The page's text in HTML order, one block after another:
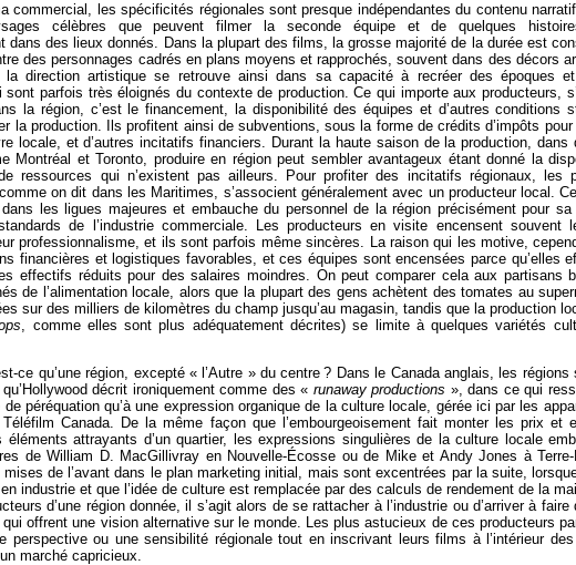
commercial, les spécificités régionales sont presque indépendantes du contenu
célèbres que peuvent filmer la seconde équipe et de quelques
dans des lieux donnés. Dans la plupart des films, la grosse majorité de la durée est
des personnages cadrés en plans moyens et rapprochés, souvent dans des décors
la direction artistique se retrouve ainsi dans sa capacité à recréer des époques
sont parfois très éloignés du contexte de production. Ce qui importe aux producteurs,
la région, c’est le financement, la disponibilité des équipes et d’autres conditions
la production. Ils profitent ainsi de subventions, sous la forme de crédits d’impôts pour
locale, et d’autres incitatifs financiers. Durant la haute saison de la production, dans
Montréal et Toronto, produire en région peut sembler avantageux étant donné la
ressources qui n’existent pas ailleurs. Pour profiter des incitatifs régionaux, les
on dit dans les Maritimes, s’associent généralement avec un producteur local.
les ligues majeures et embauche du personnel de la région précisément pour
de l’industrie commerciale. Les producteurs en visite encensent souvent
professionnalisme, et ils sont parfois même sincères. La raison qui les motive,
financières et logistiques favorables, et ces équipes sont encensées parce qu’elles
effectifs réduits pour des salaires moindres. On peut comparer cela aux partisans
de l’alimentation locale, alors que la plupart des gens achètent des tomates au
sur des milliers de kilomètres du champ jusqu’au magasin, tandis que la production
, comme elles sont plus adéquatement décrites) se limite à quelques variétés
ce qu’une région, excepté « l’Autre » du centre ? Dans le Canada anglais, les régions
décrit ironiquement comme des « runaway productions », dans ce qui
de péréquation qu’à une expression organique de la culture locale, gérée ici par les
Canada. De la même façon que l’embourgeoisement fait monter les prix et
éléments attrayants d’un quartier, les expressions singulières de la culture locale
de William D. MacGillivray en Nouvelle-Écosse ou de Mike et Andy Jones à Terre-
de l’avant dans le plan marketing initial, mais sont excentrées par la suite,
industrie et que l’idée de culture est remplacée par des calculs de rendement de la
d’une région donnée, il s’agit alors de se rattacher à l’industrie ou d’arriver à
offrent une vision alternative sur le monde. Les plus astucieux de ces producteurs
perspective ou une sensibilité régionale tout en inscrivant leurs films à l’intérieur
marché capricieux.